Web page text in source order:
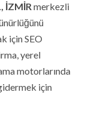
İZMİR merkezli
için SEO
yerel
motorlarında
için